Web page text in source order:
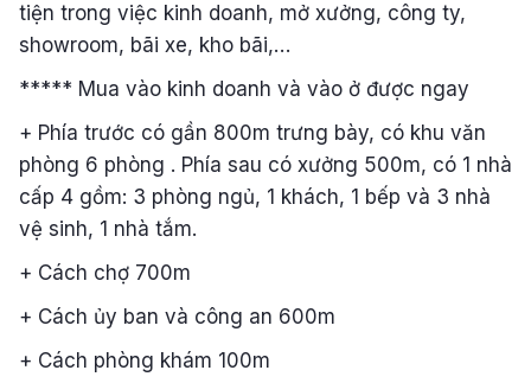
tiện trong việc kinh doanh, mở xưởng, công ty,
showroom, bãi xe, kho bãi,…
***** Mua vào kinh doanh và vào ở được ngay
+ Phía trước có gần 800m trưng bày, có khu văn
phòng 6 phòng . Phía sau có xưởng 500m, có 1 nhà
cấp 4 gồm: 3 phòng ngủ, 1 khách, 1 bếp và 3 nhà
vệ sinh, 1 nhà tắm.
+ Cách chợ 700m
+ Cách ủy ban và công an 600m
+ Cách phòng khám 100m